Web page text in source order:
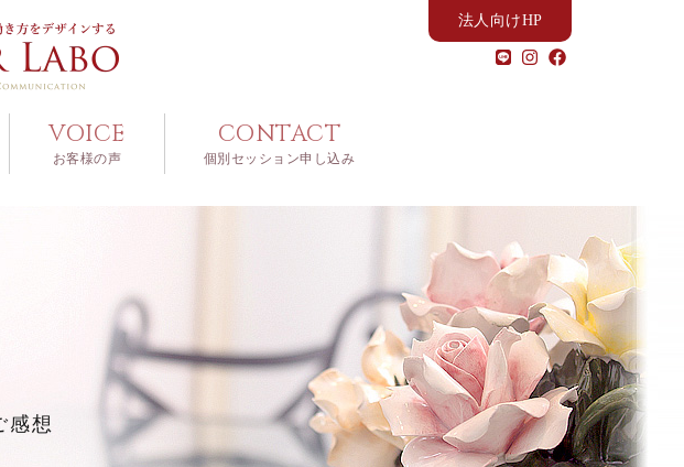
法人向けHP
VOICE
お客様の声
CONTACT
個別セッション申し込み
感想